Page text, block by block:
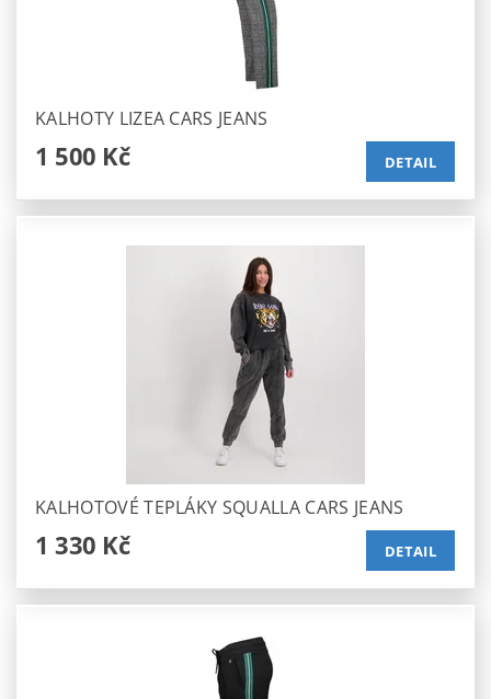
KALHOTY LIZEA CARS JEANS
1 500 Kč DETAIL
KALHOTOVÉ TEPLÁKY SQUALLA CARS JEANS
1 330 Kč DETAIL